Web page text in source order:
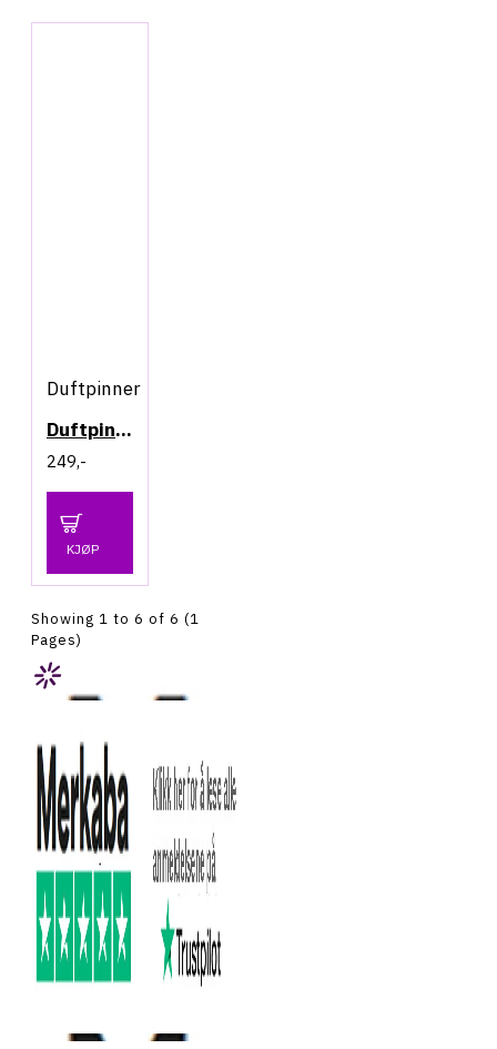
Duftpinner
Duftpinner - Pomegranate & Nutmeg
249,-
KJØP
Showing 1 to 6 of 6 (1
Pages)